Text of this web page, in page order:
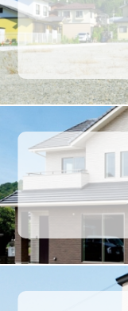
土
地
探
し
ら
家
づ
く